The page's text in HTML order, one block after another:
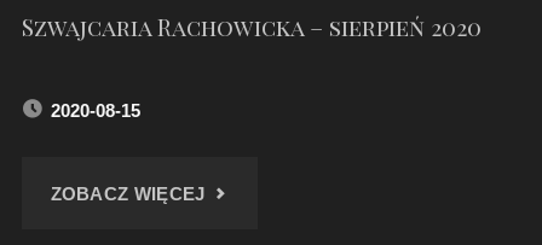
Szwajcaria Rachowicka – sierpień 2020
2020-08-15
ZOBACZ WIĘCEJ"SZWAJCARIA